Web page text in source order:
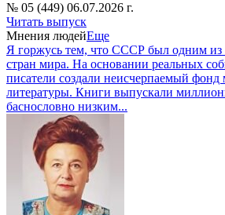
№ 05 (449) 06.07.2026 г.
Читать выпуск
Мнения людейЕще
Я горжусь тем, что СССР был одним
стран мира. На основании реальных
писатели создали неисчерпаемый фонд
литературы. Книги выпускали
баснословно низким...